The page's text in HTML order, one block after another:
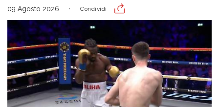
09 Agosto 2026 Condividi